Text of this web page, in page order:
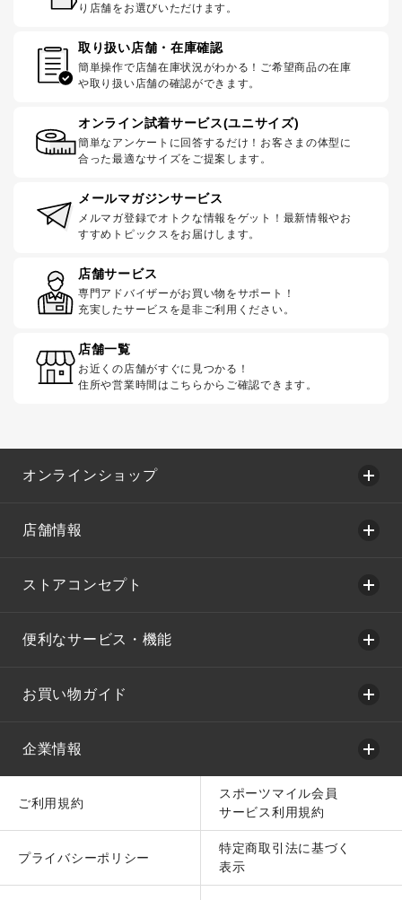
り店舗をお選びいただけます。
取り扱い店舗・在庫確認
簡単操作で店舗在庫状況がわかる！ご希望商品の在庫
や取り扱い店舗の確認ができます。
オンライン試着サービス(ユニサイズ)
簡単なアンケートに回答するだけ！お客さまの体型に
合った最適なサイズをご提案します。
メールマガジンサービス
メルマガ登録でオトクな情報をゲット！最新情報やお
すすめトピックスをお届けします。
店舗サービス
専門アドバイザーがお買い物をサポート！
充実したサービスを是非ご利用ください。
店舗一覧
お近くの店舗がすぐに見つかる！
住所や営業時間はこちらからご確認できます。
オンラインショップ
店舗情報
ストアコンセプト
便利なサービス・機能
お買い物ガイド
企業情報
ご利用規約
スポーツマイル会員
サービス利用規約
プライバシーポリシー
特定商取引法に基づく
表示